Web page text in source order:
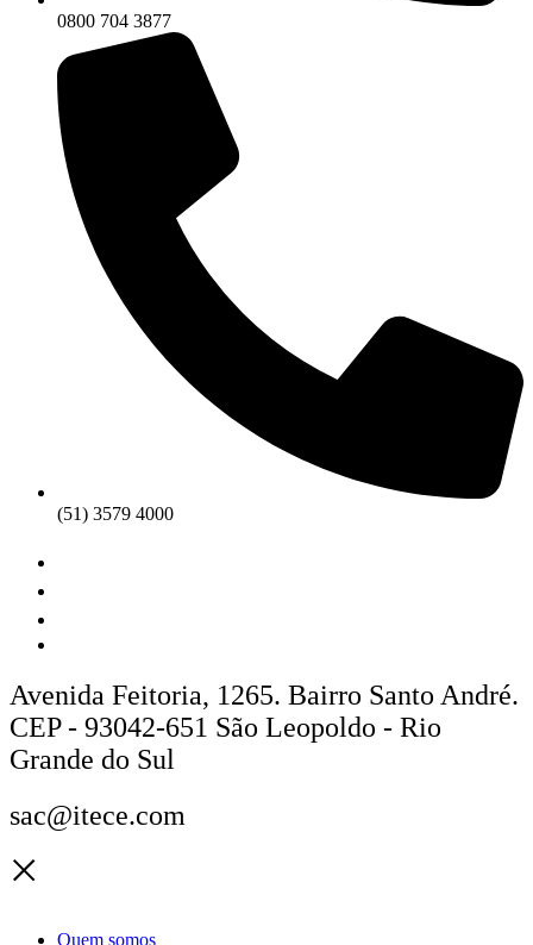
0800 704 3877
(51) 3579 4000
Avenida Feitoria, 1265. Bairro Santo André.
CEP - 93042-651 São Leopoldo - Rio
Grande do Sul
sac@itece.com
Quem somos